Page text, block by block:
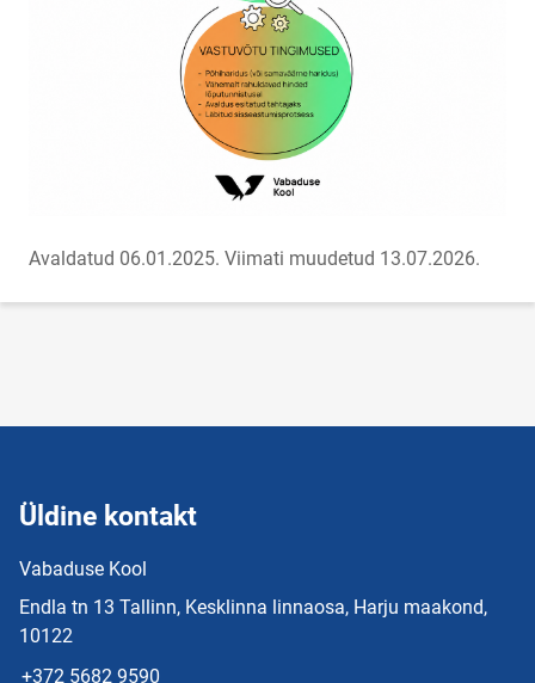
Avaldatud 06.01.2025. Viimati muudetud 13.07.2026.
Üldine kontakt
Vabaduse Kool
Endla tn 13 Tallinn, Kesklinna linnaosa, Harju maakond,
10122
+372 5682 9590